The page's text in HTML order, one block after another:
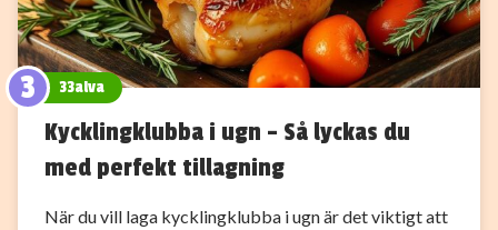
3 33alva
Kycklingklubba i ugn – Så lyckas du
med perfekt tillagning
När du vill laga kycklingklubba i ugn är det viktigt att